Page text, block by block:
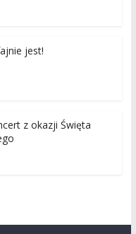
jest!
z okazji Święta